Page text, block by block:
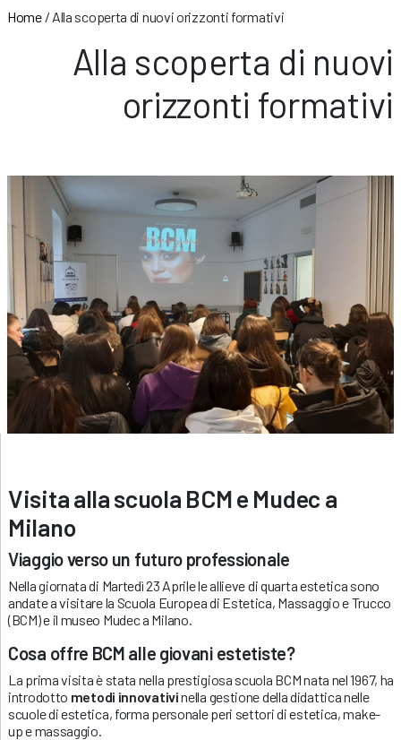
Home/ Alla scoperta di nuovi orizzonti formativi
Alla scoperta di nuovi
orizzonti formativi
Visita alla scuola BCM e Mudec a
Milano
Viaggio verso un futuro professionale
Nella giornata di Martedì 23 Aprile le allieve di quarta estetica sono
andate a visitare la Scuola Europea di Estetica, Massaggio e Trucco
(BCM) e il museo Mudec a Milano.
Cosa offre BCM alle giovani estetiste?
La prima visita è stata nella prestigiosa scuola BCM nata nel 1967, ha
introdotto metodi innovativinella gestione della didattica nelle
scuole di estetica, forma personale peri settori di estetica, make-
up e massaggio.